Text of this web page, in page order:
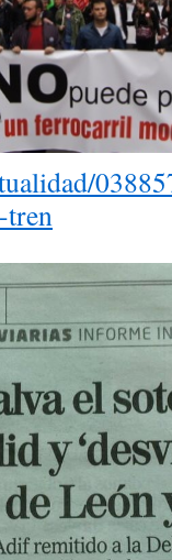
tren